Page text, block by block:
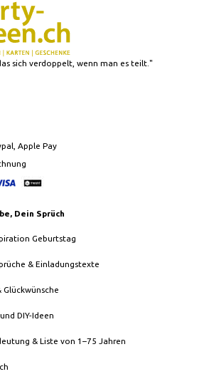
sich verdoppelt, wenn man es teilt."
Apple Pay
Dein Sprüch
Geburtstag
& Einladungstexte
Glückwünsche
DIY-Ideen
& Liste von 1–75 Jahren